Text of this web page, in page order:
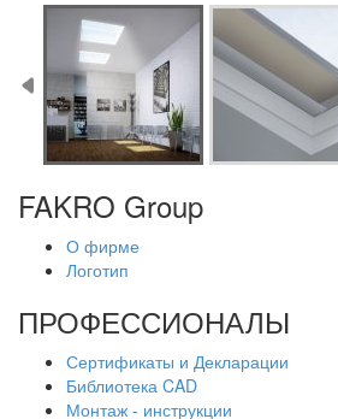
FAKRO Group
О фирме
Логотип
ПРОФЕССИОНАЛЫ
Сертификаты и Декларации
Библиотека CAD
Монтаж - инструкции